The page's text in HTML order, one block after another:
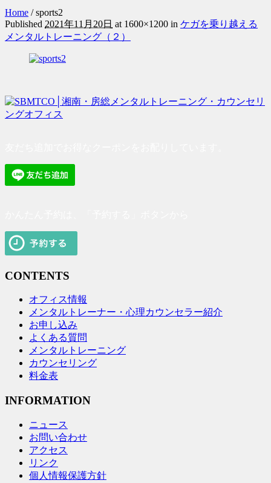
Home /sports2
Published 2021年11月20日 at 1600×1200 in ケガを乗り越える
メンタルトレーニング（２）
CONTENTS
オフィス情報
メンタルトレーナー・心理カウンセラー紹介
お申し込み
よくある質問
メンタルトレーニング
カウンセリング
料金表
INFORMATION
ニュース
お問い合わせ
アクセス
リンク
個人情報保護方針